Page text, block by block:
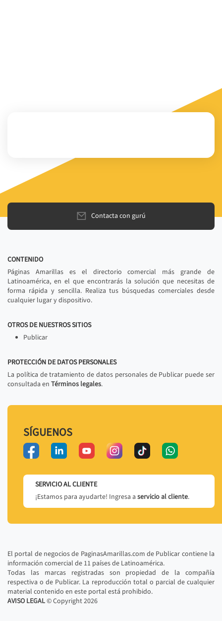
Contacta con gurú
CONTENIDO
Páginas Amarillas es el directorio comercial más grande de
Latinoamérica, en el que encontrarás la solución que necesitas de
forma rápida y sencilla. Realiza tus búsquedas comerciales desde
cualquier lugar y dispositivo.
OTROS DE NUESTROS SITIOS
Publicar
PROTECCIÓN DE DATOS PERSONALES
La política de tratamiento de datos personales de Publicar puede ser
consultada en Términos legales.
SÍGUENOS
SERVICIO AL CLIENTE
¡Estamos para ayudarte! Ingresa a servicio al cliente.
El portal de negocios de PaginasAmarillas.com de Publicar contiene la
información comercial de 11 países de Latinoamérica.
Todas las marcas registradas son propiedad de la compañía
respectiva o de Publicar. La reproducción total o parcial de cualquier
material contenido en este portal está prohibido.
AVISO LEGAL© Copyright2026